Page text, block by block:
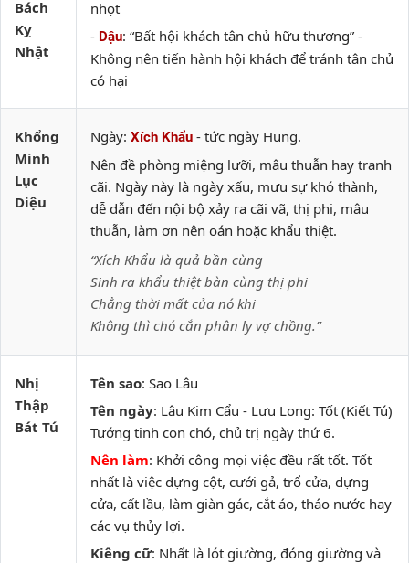
Bách
Kỵ
Nhật
nhọt
- Dậu: “Bất hội khách tân chủ hữu thương” -
Không nên tiến hành hội khách để tránh tân chủ
có hại
Khổng
Minh
Lục
Diệu
Ngày: Xích Khẩu - tức ngày Hung.
Nên đề phòng miệng lưỡi, mâu thuẫn hay tranh
cãi. Ngày này là ngày xấu, mưu sự khó thành,
dễ dẫn đến nội bộ xảy ra cãi vã, thị phi, mâu
thuẫn, làm ơn nên oán hoặc khẩu thiệt.
“Xích Khẩu là quả bần cùng
Sinh ra khẩu thiệt bàn cùng thị phi
Chẳng thời mất của nó khi
Không thì chó cắn phân ly vợ chồng.”
Nhị
Thập
Bát Tú
Tên sao: Sao Lâu
Tên ngày: Lâu Kim Cẩu - Lưu Long: Tốt (Kiết Tú)
Tướng tinh con chó, chủ trị ngày thứ 6.
Nên làm: Khởi công mọi việc đều rất tốt. Tốt
nhất là việc dựng cột, cưới gả, trổ cửa, dựng
cửa, cất lầu, làm giàn gác, cắt áo, tháo nước hay
các vụ thủy lợi.
Kiêng cữ: Nhất là lót giường, đóng giường và